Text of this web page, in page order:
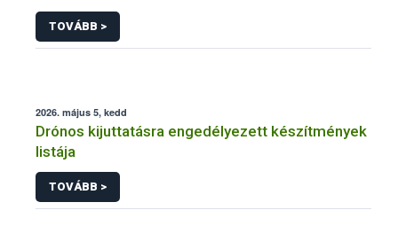
engedélyezésére, továbbá a meglévő engedély
meghosszabbítására vagy módosítására irányuló
eljárásba
TOVÁBB >
2026. május 5, kedd
Drónos kijuttatásra engedélyezett készítmények
listája
TOVÁBB >